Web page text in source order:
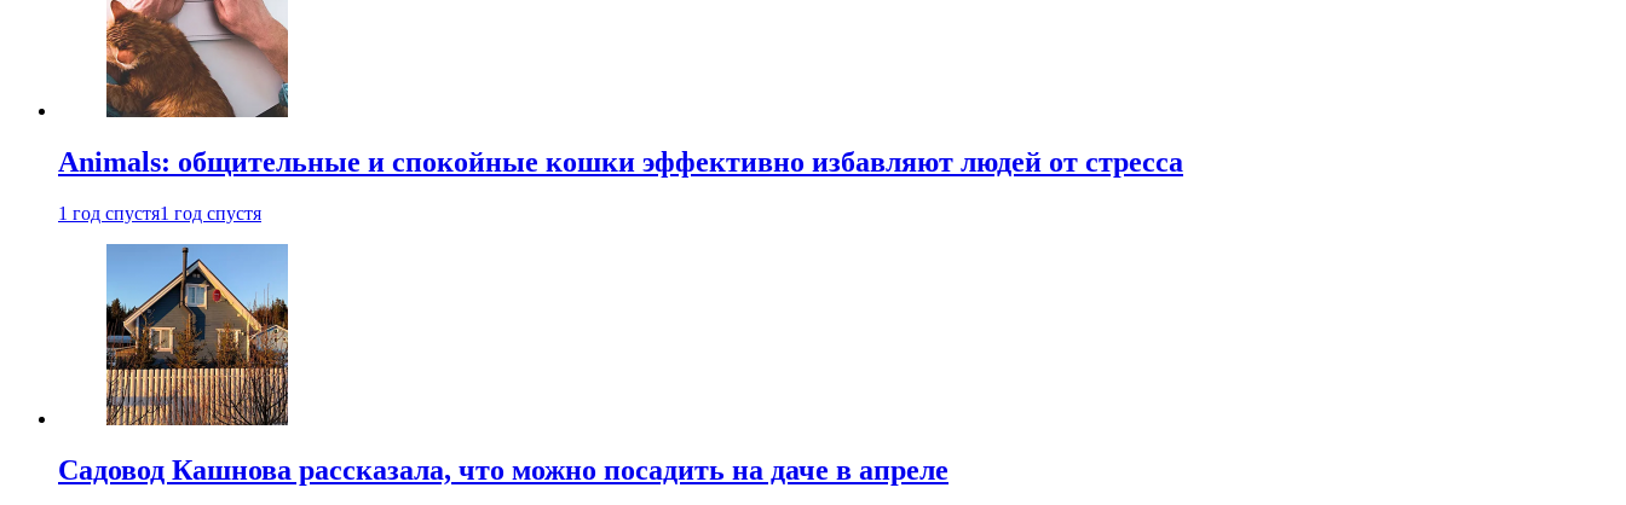
Animals: общительные и спокойные кошки эффективно избавляют людей от стресса
1 год спустя1 год спустя
Садовод Кашнова рассказала, что можно посадить на даче в апреле